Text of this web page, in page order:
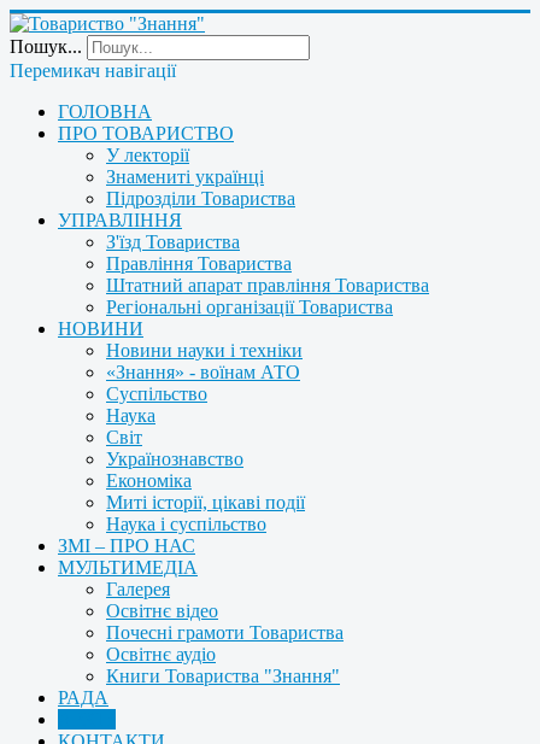
Пошук...
Перемикач навігації
ГОЛОВНА
ПРО ТОВАРИСТВО
У лекторії
Знамениті українці
Підрозділи Товариства
УПРАВЛІННЯ
З'їзд Товариства
Правління Товариства
Штатний апарат правління Товариства
Регіональні організації Товариства
НОВИНИ
Новини науки і техніки
«Знання» - воїнам АТО
Суспільство
Наука
Світ
Українознавство
Економіка
Миті історії, цікаві події
Наука і суспільство
ЗМІ – ПРО НАС
МУЛЬТИМЕДІА
Галерея
Освітнє відео
Почесні грамоти Товариства
Освітнє аудіо
Книги Товариства "Знання"
РАДА